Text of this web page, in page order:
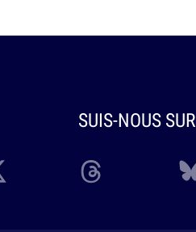
SUIS-NOUS SUR